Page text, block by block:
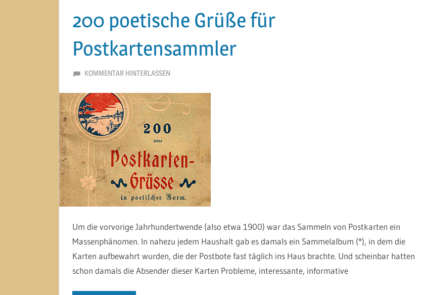
200 poetische Grüße für
Postkartensammler
2. JANUAR 2014
MARTINA BERG
KOMMENTAR HINTERLASSEN
Um die vorvorige Jahrhundertwende (also etwa 1900) war das Sammeln von Postkarten ein
Massenphänomen. In nahezu jedem Haushalt gab es damals ein Sammelalbum (*), in dem die
Karten aufbewahrt wurden, die der Postbote fast täglich ins Haus brachte. Und scheinbar hatten
schon damals die Absender dieser Karten Probleme, interessante, informative